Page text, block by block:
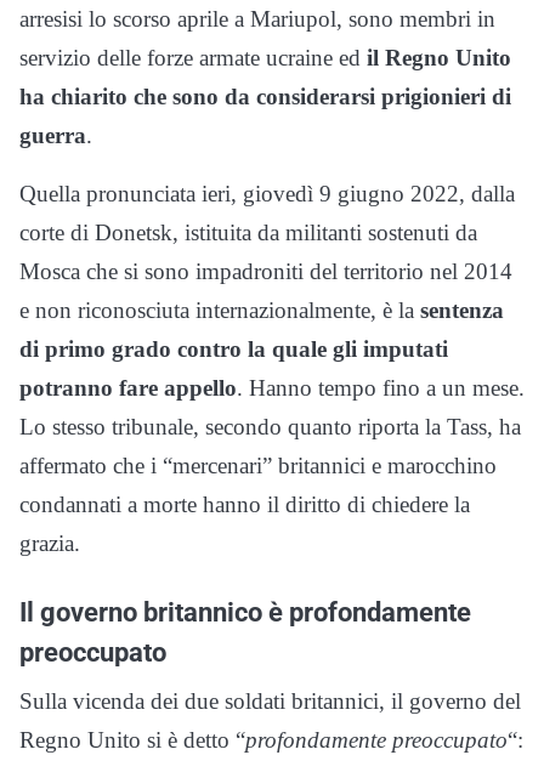
arresisi lo scorso aprile a Mariupol, sono membri in
servizio delle forze armate ucraine ed il Regno Unito
ha chiarito che sono da considerarsi prigionieri di
guerra.
Quella pronunciata ieri, giovedì 9 giugno 2022, dalla
corte di Donetsk, istituita da militanti sostenuti da
Mosca che si sono impadroniti del territorio nel 2014
e non riconosciuta internazionalmente, è la sentenza
di primo grado contro la quale gli imputati
potranno fare appello. Hanno tempo fino a un mese.
Lo stesso tribunale, secondo quanto riporta la Tass, ha
affermato che i “mercenari” britannici e marocchino
condannati a morte hanno il diritto di chiedere la
grazia.
Il governo britannico è profondamente
preoccupato
Sulla vicenda dei due soldati britannici, il governo del
Regno Unito si è detto “profondamente preoccupato“: